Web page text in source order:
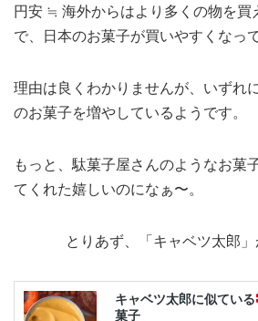
円安 ≒ 海外からはより多くの物を買
で、日本のお菓子が買いやすくなっ
理由は良くわかりませんが、いずれ
のお菓子を増やしているようです。
もっと、駄菓子屋さんのようなお菓
てくれた嬉しいのになぁ〜。
とりあず、「キャベツ太郎」